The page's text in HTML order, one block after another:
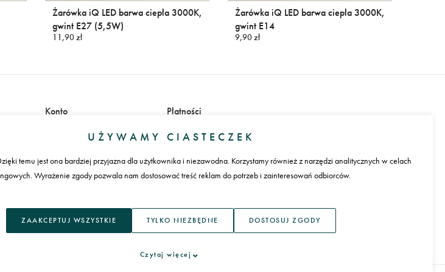
Żarówka iQ LED barwa ciepła 3000K,
gwint E27 (5,5W)
11,90 zł
Żarówka iQ LED barwa ciepła 3000K,
gwint E14
9,90 zł
Konto
Płatności
UŻYWAMY CIASTECZEK
temu jest ona bardziej przyjazna dla użytkownika i niezawodna. Korzystamy również z narzędzi analitycznych w celach
Wyrażenie zgody pozwala nam dostosować treść reklam do potrzeb i zainteresowań odbiorców.
ZAAKCEPTUJ WSZYSTKIE TYLKO NIEZBĘDNE DOSTOSUJ ZGODY
Czytaj więcej